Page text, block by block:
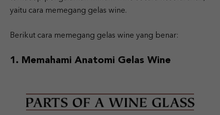
yaitu cara memegang gelas wine.
Berikut cara memegang gelas wine yang benar:
1. Memahami Anatomi Gelas Wine